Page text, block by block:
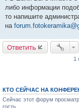
либо информации
то напишите
на
Ответить
1
КТО СЕЙЧАС НА
Сейчас этот форум
гость